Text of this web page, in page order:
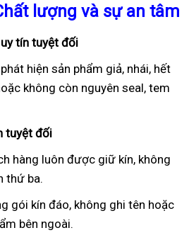
lượng và sự an tâm
tín tuyệt đối
hiện sản phẩm giả, nhái, hết
không còn nguyên seal, tem
tuyệt đối
hàng luôn được giữ kín, không
thứ ba.
gói kín đáo, không ghi tên hoặc
bên ngoài.